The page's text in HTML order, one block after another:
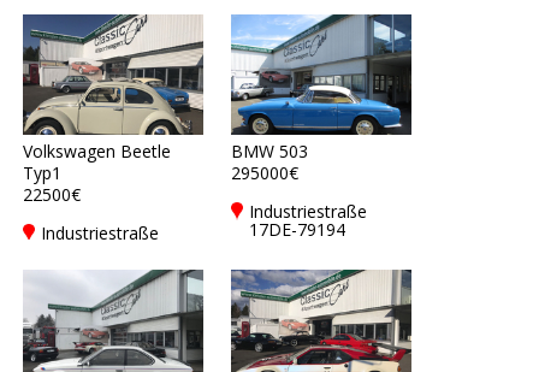
Volkswagen Beetle
Typ1
22500€
Industriestraße
Gundelfingen bei
Freiburg
BMW 503
295000€
Industriestraße
17DE-79194
Freiburg